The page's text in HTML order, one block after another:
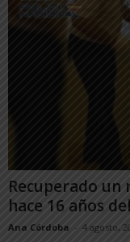
Recuperado un
hace 16 años
Ana Córdoba - 4 agosto,